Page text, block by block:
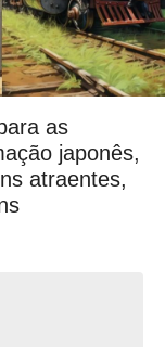
as
japonês,
atraentes,